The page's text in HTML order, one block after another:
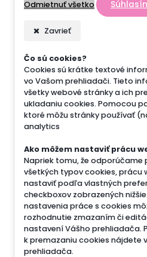
Odmietnuť všetko
Zavrieť
Čo sú cookies?
Cookies sú krátke textové
vo Vašom prehliadači. Tieto
všetky webové stránky a ich
ukladaniu cookies. Pomocou
ktoré môžu stránky používať
analytics
Ako môžem nastaviť prácu
Napriek tomu, že odporúčame
všetkých typov cookies, prácu
nastaviť podľa vlastných
checkboxov zobrazených
nastavenia práce s cookies
rozhodnutie zmazaním či
nastavení Vášho prehliadača.
k premazaniu cookies nájdete
prehliadača.